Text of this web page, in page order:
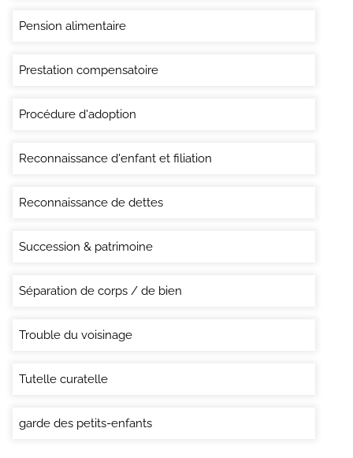
Pension alimentaire
Prestation compensatoire
Procédure d'adoption
Reconnaissance d'enfant et filiation
Reconnaissance de dettes
Succession & patrimoine
Séparation de corps / de bien
Trouble du voisinage
Tutelle curatelle
garde des petits-enfants